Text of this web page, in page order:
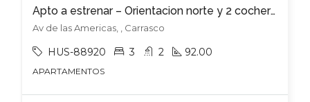
Apto a estrenar – Orientacion norte y 2 cocheras inlcuidas
Av de las Americas, , Carrasco
HUS-88920 3 2 92.00
APARTAMENTOS